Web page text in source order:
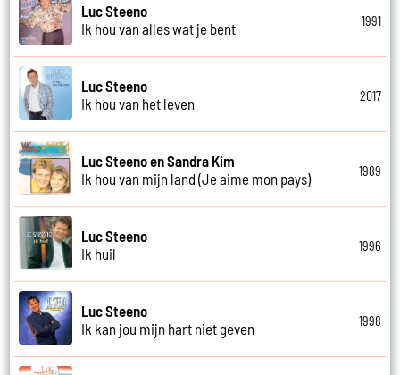
Luc Steeno
Ik hou van alles wat je bent
1991
Luc Steeno
Ik hou van het leven
2017
Luc Steeno en Sandra Kim
Ik hou van mijn land (Je aime mon pays)
1989
Luc Steeno
Ik huil
1996
Luc Steeno
Ik kan jou mijn hart niet geven
1998